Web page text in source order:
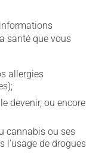
santé que vous
allergies
devenir, ou encore
cannabis ou ses
l'usage de drogues